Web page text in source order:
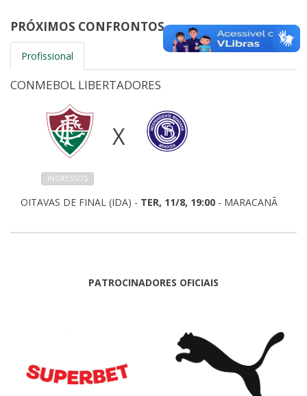
PRÓXIMOS CONFRONTOS
Profissional
CONMEBOL LIBERTADORES
X
INGRESSOS
OITAVAS DE FINAL (IDA) - TER, 11/8, 19:00 - MARACANÃ
PATROCINADORES OFICIAIS